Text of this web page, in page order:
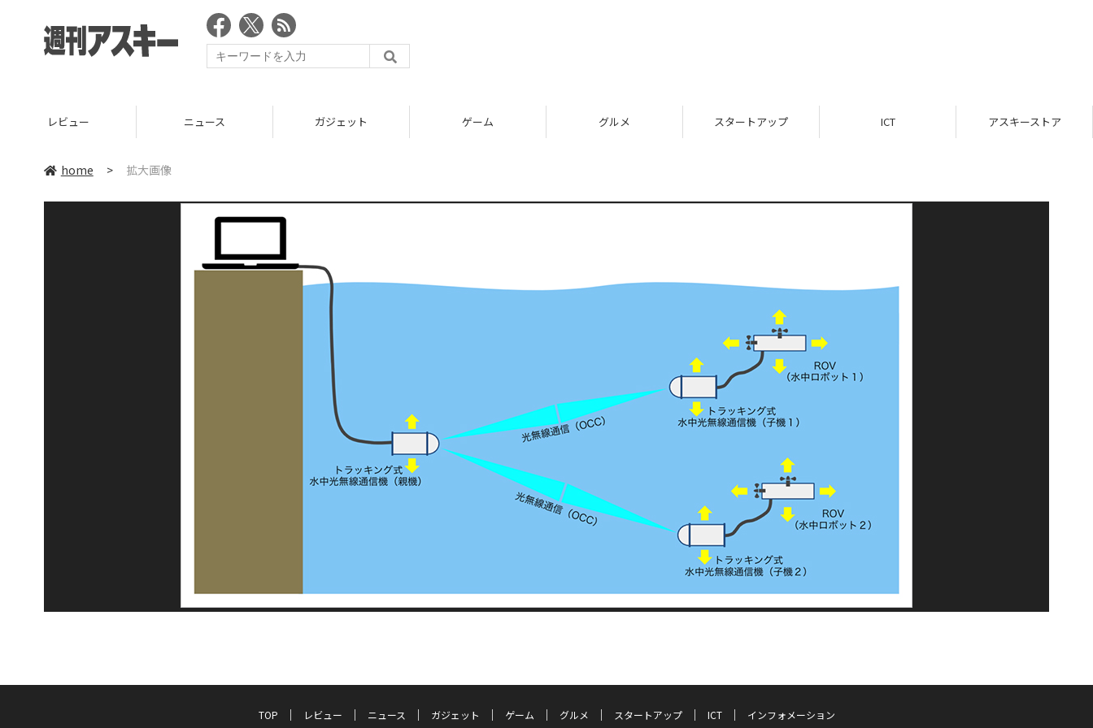
レビュー ニュース ガジェット ゲーム グルメ スタートアップ ICT アスキーストア
home > 拡大画像
TOP レビュー ニュース ガジェット ゲーム グルメ スタートアップ ICT インフォメーション